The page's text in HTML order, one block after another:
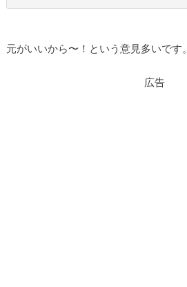
元がいいから〜！という意見多いです。
広告